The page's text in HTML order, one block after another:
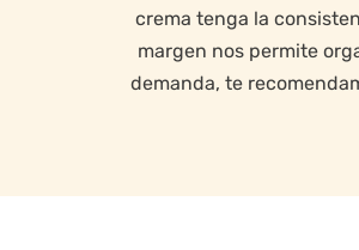
crema tenga la
margen nos permite
demanda, te